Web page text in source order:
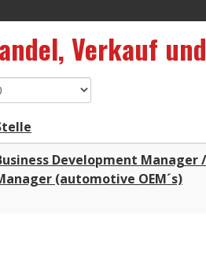
Verkauf
Development Manager
(automotive OEM´s)